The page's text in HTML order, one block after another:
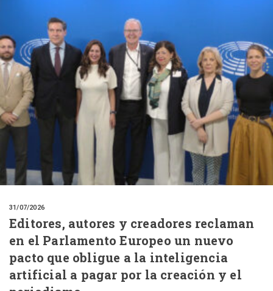
31/07/2026
Editores, autores y creadores reclaman
en el Parlamento Europeo un nuevo
pacto que obligue a la inteligencia
artificial a pagar por la creación y el